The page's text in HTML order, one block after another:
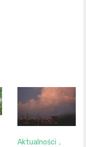
Aktualności ,